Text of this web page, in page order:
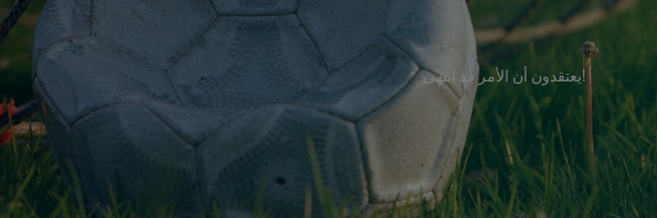
!يعتقدون أن الأمر قد انتهى